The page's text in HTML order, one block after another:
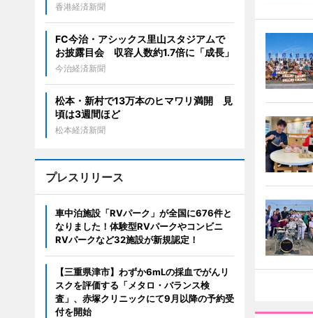
香港経済新聞
FC今治・アシックス里山スタジアムで
お披露目会 収容人数約1.7倍に「成長」
今治経済新聞
松本・新村で13万本のヒマワリ満開 見
頃は3週間ほど
松本経済新聞
プレスリリース
車中泊施設「RVパーク」が全国に676件と
なりました！体験型RVパークやコンビニ
RVパークなど32施設が新規認定！
【三重県津市】わずか6mLの採血でがんリ
スクを評価する「メタロ・バランス検
査」、赤塚クリニックにて9月以降の予約受
付を開始